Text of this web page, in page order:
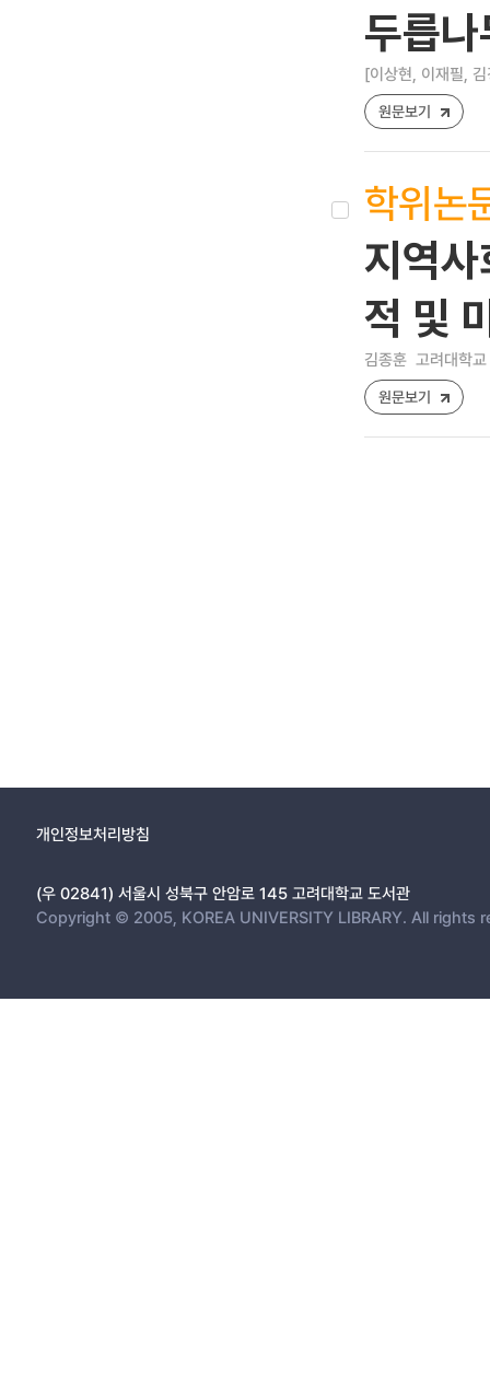
두릅
[이상현, 이재필,
원문보기
학위논
지역
적 및
김종훈 고려대학
원문보기
개인정보처리방침
(우 02841) 서울시 성북구 안암로 145 고려대학교 도서관
Copyright © 2005, KOREA UNIVERSITY LIBRARY. All rights